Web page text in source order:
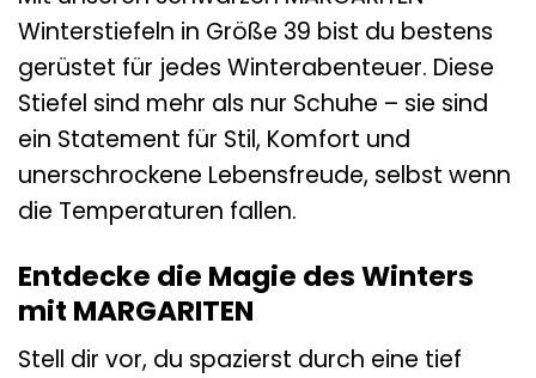
Winterstiefeln in Größe 39 bist du bestens
gerüstet für jedes Winterabenteuer. Diese
Stiefel sind mehr als nur Schuhe – sie sind
ein Statement für Stil, Komfort und
unerschrockene Lebensfreude, selbst wenn
die Temperaturen fallen.
Entdecke die Magie des Winters
mit MARGARITEN
Stell dir vor, du spazierst durch eine tief